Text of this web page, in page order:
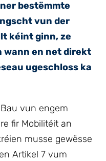
bestëmmte
vun der
kéint ginn, ze
wann en net direkt
ugeschloss ka
vun engem
fir Mobilitéit an
musse gewësse
Artikel 7 vum